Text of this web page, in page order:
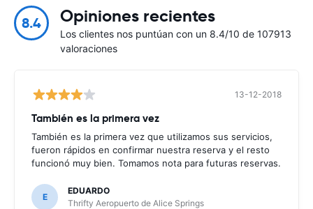
8.4 Opiniones recientes
Los clientes nos puntúan con un 8.4/10 de 107913
valoraciones
13-12-2018
También es la primera vez
También es la primera vez que utilizamos sus servicios,
fueron rápidos en confirmar nuestra reserva y el resto
funcionó muy bien. Tomamos nota para futuras reservas.
E
EDUARDO
Thrifty Aeropuerto de Alice Springs